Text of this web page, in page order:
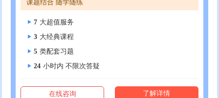
课题结合 随学随练
7 大超值服务
3 大经典课程
5 类配套习题
24 小时内 不限次答疑
在线咨询 了解详情